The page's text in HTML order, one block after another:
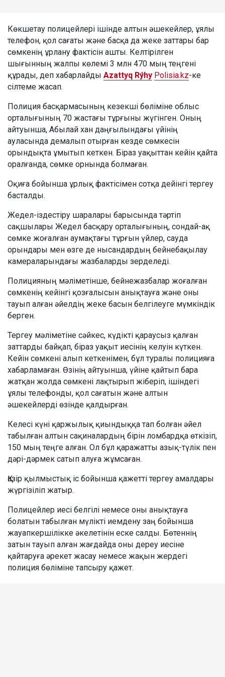
Көкшетау полицейлері ішінде алтын әшекейлер, ұялы
телефон, қол сағаты және басқа да жеке заттары бар
сөмкенің ұрлану фактісін ашты. Келтірілген
шығынның жалпы көлемі 3 млн 470 мың теңгені
құрады, деп хабарлайды Azattyq Rýhy Polisia.kz-ке
сілтеме жасап.
Полиция басқармасының кезекші бөліміне облыс
орталығының 70 жастағы тұрғыны жүгінген. Оның
айтуынша, Абылай хан даңғылындағы үйінің
ауласында демалып отырған кезде сөмкесін
орындықта ұмытып кеткен. Біраз уақыттан кейін қайта
оралғанда, сөмке орнында болмаған.
Оқиға бойынша ұрлық фактісімен сотқа дейінгі тергеу
басталды.
Жедел-іздестіру шаралары барысында тәртіп
сақшылары Жедел басқару орталығының, сондай-ақ
сөмке жоғалған аумақтағы тұрғын үйлер, сауда
орындары мен өзге де нысандардың бейнебақылау
камераларындағы жазбаларды зерделеді.
Полицияның мәліметінше, бейнежазбалар жоғалған
сөмкенің кейінгі қозғалысын анықтауға және оны
тауып алған әйелдің жеке басын белгілеуге мүмкіндік
берген.
Тергеу мәліметіне сәйкес, күдікті қараусыз қалған
заттарды байқап, біраз уақыт иесінің келуін күткен.
Кейін сөмкені алып кеткенімен, бұл туралы полицияға
хабарламаған. Өзінің айтуынша, үйіне қайтып бара
жатқан жолда сөмкені лақтырып жіберіп, ішіндегі
ұялы телефонды, қол сағатын және алтын
әшекейлерді өзінде қалдырған.
Келесі күні қаржылық қиындыққа тап болған әйел
табылған алтын сақиналардың бірін ломбардқа өткізіп,
150 мың теңге алған. Ол бұл қаражатты азық-түлік пен
дәрі-дәрмек сатып алуға жұмсаған.
Қазір қылмыстық іс бойынша қажетті тергеу амалдары
жүргізіліп жатыр.
Полицейлер иесі белгілі немесе оны анықтауға
болатын табылған мүлікті иемдену заң бойынша
жауапкершілікке әкелетінін еске салды. Бөтеннің
затын тауып алған жағдайда оны дереу иесіне
қайтаруға әрекет жасау немесе жақын жердегі
полиция бөліміне тапсыру қажет.